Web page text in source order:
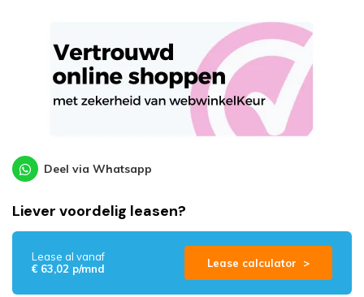
Deel via Whatsapp
Liever voordelig leasen?
Lease al vanaf
€ 63,02 p/mnd
Lease calculator >